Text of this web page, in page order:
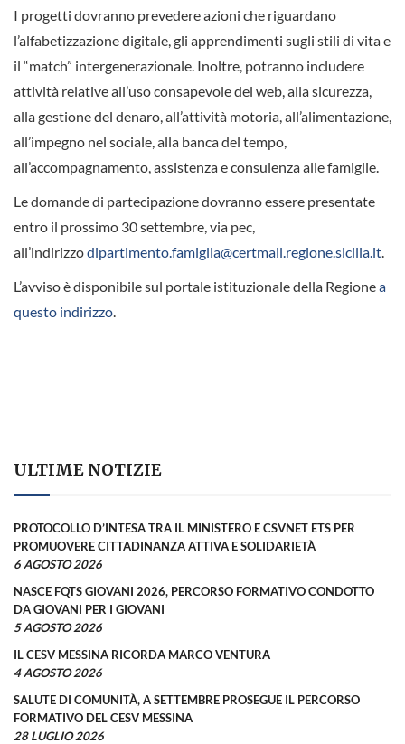
I progetti dovranno prevedere azioni che riguardano
l’alfabetizzazione digitale, gli apprendimenti sugli stili di vita e
il “match” intergenerazionale. Inoltre, potranno includere
attività relative all’uso consapevole del web, alla sicurezza,
alla gestione del denaro, all’attività motoria, all’alimentazione,
all’impegno nel sociale, alla banca del tempo,
all’accompagnamento, assistenza e consulenza alle famiglie.
Le domande di partecipazione dovranno essere presentate
entro il prossimo 30 settembre, via pec,
all’indirizzodipartimento.famiglia@certmail.regione.sicilia.it
L’avviso è disponibile sul portale istituzionale della Regionea
questo indirizzo
ULTIME NOTIZIE
PROTOCOLLO D’INTESA TRA IL MINISTERO E CSVNET ETS PER
PROMUOVERE CITTADINANZA ATTIVA E SOLIDARIETÀ
6 AGOSTO 2026
NASCE FQTS GIOVANI 2026, PERCORSO FORMATIVO CONDOTTO
DA GIOVANI PER I GIOVANI
5 AGOSTO 2026
IL CESV MESSINA RICORDA MARCO VENTURA
4 AGOSTO 2026
SALUTE DI COMUNITÀ, A SETTEMBRE PROSEGUE IL PERCORSO
FORMATIVO DEL CESV MESSINA
28 LUGLIO 2026